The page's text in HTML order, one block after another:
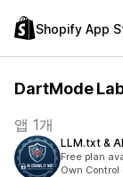
Shopify App
DartMode
앱 1개
LLM.txt &
Free plan
Own